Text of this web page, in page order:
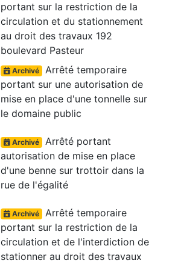
portant sur la restriction de la
circulation et du stationnement
au droit des travaux 192
boulevard Pasteur
Archivé Arrêté temporaire
portant sur une autorisation de
mise en place d'une tonnelle sur
le domaine public
Archivé Arrêté portant
autorisation de mise en place
d'une benne sur trottoir dans la
rue de l'égalité
Archivé Arrêté temporaire
portant sur la restriction de la
circulation et de l'interdiction de
stationner au droit des travaux